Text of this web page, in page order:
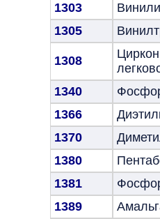
1303
1305
1308
1340
1366
1370
1380
1381
1389